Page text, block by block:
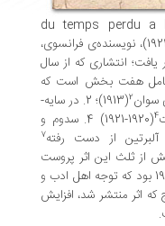
du temps
1922)، نویسنده‌­ی فرانسوی،
که از سال
هفت بخش است که
(1913)؛ 2. در سایه‌­
(1920-1921) 4. سدوم و
7
ثلث این اثر پروست
(1913)، تنها از سال 1920 بود که توجه اهل ادب و
شد، افزایش